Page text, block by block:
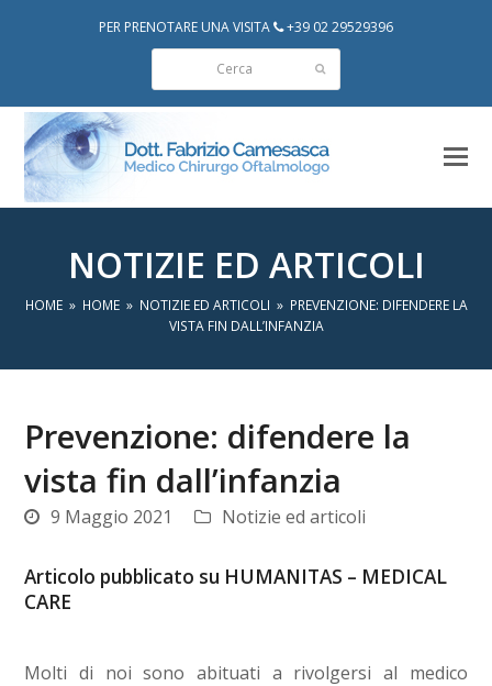
PER PRENOTARE UNA VISITA
+39 02 29529396
NOTIZIE ED ARTICOLI
HOME » HOME » NOTIZIE ED ARTICOLI » PREVENZIONE: DIFENDERE LA
VISTA FIN DALL’INFANZIA
Prevenzione: difendere la
vista fin dall’infanzia
9 Maggio 2021 Notizie ed articoli
Articolo pubblicato su HUMANITAS – MEDICAL
CARE
Molti di noi sono abituati a rivolgersi al medico